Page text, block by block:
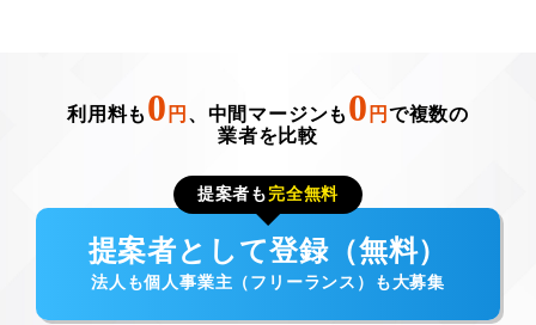
利用料も 0 円 、中間マージンも 0 円 で複数の
業者を比較
提案者も 完全無料
提案者として登録（無料）
法人も個人事業主（フリーランス）も大募集